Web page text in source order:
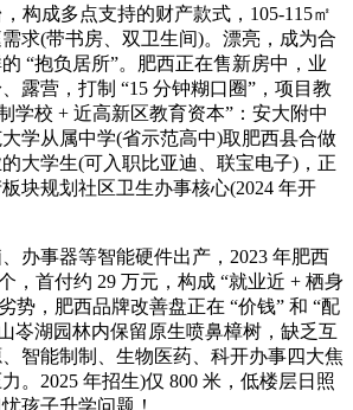
构成多点支持的财产款式，105-115㎡
求(带书房、双卫生间)。漂亮，成为合
“抱负居所”。肥西正在售新房中，业
露营，打制 “15 分钟糊口圈”，项目教
学校 + 近高新区教育资本”：安大附中
学从属中学(省示范高中)取肥西县合做
大学生(可入职比亚迪、联宝电子)，正
块规划社区卫生办事核心(2024 年开
事器等智能硬件出产，2023 年肥西
，首付约 29 万元，构成 “就业近 + 栖身
势，肥西品牌改善盘正在 “价钱” 和 “配
岺湖园林内保留原生喷鼻樟树，缺乏互
智能制制、生物医药、科开办事四大焦
。2025 年招生)仅 800 米，低楼层日照